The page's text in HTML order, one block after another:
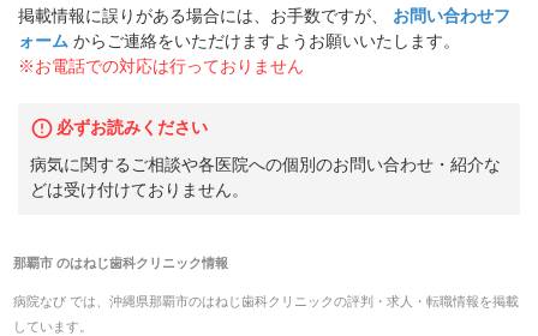
掲載情報に誤りがある場合には、お手数ですが、
お問い合わせフ
ォーム からご連絡をいただけますようお願いいたします。
※お電話での対応は行っておりません
必ずお読みください
病気に関するご相談や各医院への個別のお問い合わせ・紹介な
どは受け付けておりません。
那覇市のはねじ歯科クリニック情報
病院なび では、 沖縄県那覇市のはねじ歯科クリニックの評判・求人・転職情報を掲載
しています。